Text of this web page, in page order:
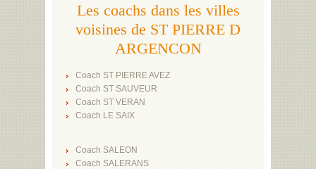
Les coachs dans les villes
voisines de ST PIERRE D
ARGENCON
Coach ST PIERRE AVEZ
Coach ST SAUVEUR
Coach ST VERAN
Coach LE SAIX
Coach SALEON
Coach SALERANS